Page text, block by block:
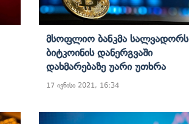
Მსოფლიო Ბანკმა Სალვადორს
Ბიტკოინის Დანერგვაში
Დახმარებაზე Უარი Უთხრა
17 ივნისი 2021, 16:34